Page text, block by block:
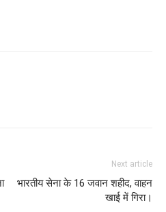
Next article
भारतीय सेना के 16 जवान शहीद, वाहन
खाई में गिरा।